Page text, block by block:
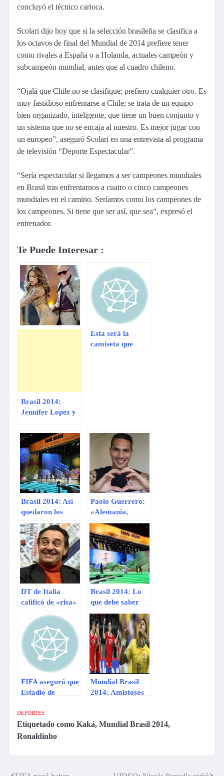
concluyó el técnico carioca.
Scolari dijo hoy que si la selección brasileña se clasifica a
los octavos de final del Mundial de 2014 prefiere tener
como rivales a España o a Holanda, actuales campeón y
subcampeón mundial, antes que al cuadro chileno.
“Ojalá que Chile no se clasifique; prefiero cualquier otro. Es
muy fastidioso enfrentarse a Chile; se trata de un equipo
bien organizado, inteligente, que tiene un buen conjunto y
un sistema que no se encaja al nuestro. Es mejor jugar con
un europeo”, aseguró Scolari en una entrevista al programa
de televisión “Deporte Espectacular”.
“Sería espectacular si llegamos a ser campeones mundiales
en Brasil tras enfrentarnos a cuatro o cinco campeones
mundiales en el camino. Seríamos como los campeones de
los campeones. Si tiene que ser así, que sea”, expresó el
entrenador.
Te Puede Interesar :
Brasil 2014:
Jennifer Lopez y
interpretarán
canción del
Mundial
Esta será la
camiseta que
Brasil 2014: Así
quedaron los
grupos tras el
sorteo del
Mundial
Paolo Guerrero:
«Alemania,
España y Brasil
son favoritas para
ganar Mundial»
DT de Italia
calificó de «risa»
sorteo del
Mundial Brasil
2014
Brasil 2014: Lo
que debe saber
sobre el sorteo del
Mundial
FIFA aseguró que
Estadio de
quedar fuera del
Mundial Brasil
2014
Mundial Brasil
2014: Amistosos
DEPORTES
Etiquetado como Kaká, Mundial Brasil 2014,
Ronaldinho